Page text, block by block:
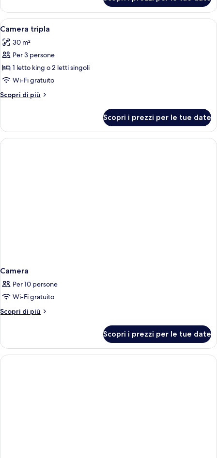
panoramico
Apri
tutte
le
foto
per
Camera
tripla
Una camera d'albergo con un letto,
6
Camera tripla
30 m²
Per 3 persone
1 letto king o 2 letti singoli
Wi-Fi gratuito
Scopri di più
Altri
tripla
Scopri i prezzi per le tue date
Camera
Per 10 persone
Wi-Fi gratuito
Scopri di più
Altri
Scopri i prezzi per le tue date